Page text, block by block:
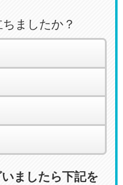
ましたか？
ましたら下記を